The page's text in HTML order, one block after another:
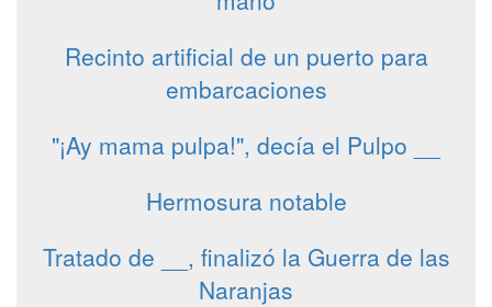
Recinto artificial de un puerto para
embarcaciones
"¡Ay mama pulpa!", decía el Pulpo __
Hermosura notable
Tratado de __, finalizó la Guerra de las
Naranjas